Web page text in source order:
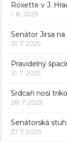
Roxette v J.
1. 8. 2025
Senátor Jirsa
31. 7. 2025
Pravidelný
31. 7. 2025
Srdcaři nosí
28. 7. 2025
Senátorská
27. 7. 2025